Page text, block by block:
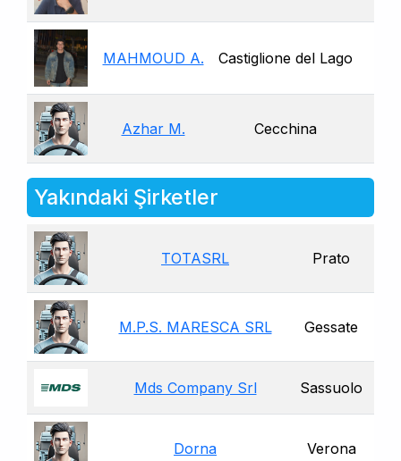
MAHMOUD A. Castiglione del Lago
Azhar M. Cecchina
Yakındaki Şirketler
TOTASRL Prato
M.P.S. MARESCA SRL Gessate
Mds Company Srl Sassuolo
Dorna Verona